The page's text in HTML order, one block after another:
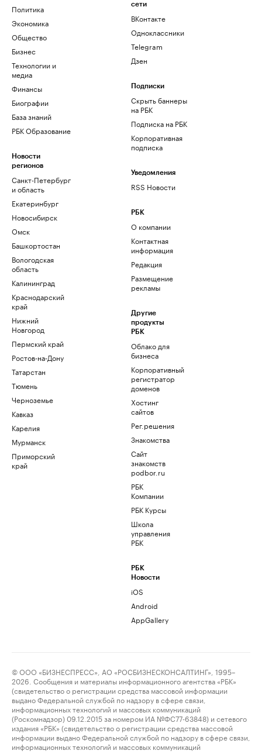
Политика
Экономика
Общество
Бизнес
Технологии и
медиа
Финансы
Биографии
База знаний
РБК Образование
Новости
регионов
Санкт-Петербург
и область
Екатеринбург
Новосибирск
Омск
Башкортостан
Вологодская
область
Калининград
Краснодарский
край
Нижний
Новгород
Пермский край
Ростов-на-Дону
Татарстан
Тюмень
Черноземье
Кавказ
Карелия
Мурманск
Приморский
край
сети
ВКонтакте
Одноклассники
Telegram
Дзен
Подписки
Скрыть баннеры
на РБК
Подписка на РБК
Корпоративная
подписка
Уведомления
RSS Новости
РБК
О компании
Контактная
информация
Редакция
Размещение
рекламы
Другие
продукты
РБК
Облако для
бизнеса
Корпоративный
регистратор
доменов
Хостинг
сайтов
Рег.решения
Знакомства
Сайт
знакомств
podbor.ru
РБК
Компании
РБК Курсы
Школа
управления
РБК
РБК
Новости
iOS
Android
AppGallery
© ООО «БИЗНЕСПРЕСС», АО «РОСБИЗНЕСКОНСАЛТИНГ», 1995–
2026. Сообщения и материалы информационного агентства «РБК»
(свидетельство о регистрации средства массовой информации
выдано Федеральной службой по надзору в сфере связи,
информационных технологий и массовых коммуникаций
(Роскомнадзор) 09.12.2015 за номером ИА №ФС77-63848) и сетевого
издания «РБК» (свидетельство о регистрации средства массовой
информации выдано Федеральной службой по надзору в сфере связи,
информационных технологий и массовых коммуникаций